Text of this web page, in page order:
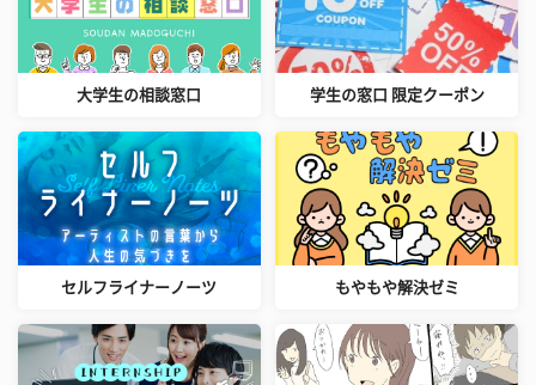
大学生の相談窓口 学生の窓口 限定クーポン
セルフライナーノーツ もやもや解決ゼミ